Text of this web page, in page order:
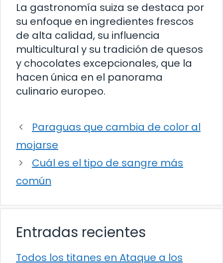
La gastronomía suiza se destaca por
su enfoque en ingredientes frescos
de alta calidad, su influencia
multicultural y su tradición de quesos
y chocolates excepcionales, que la
hacen única en el panorama
culinario europeo.
Paraguas que cambia de color al
mojarse
Cuál es el tipo de sangre más
común
Entradas recientes
Todos los titanes en Ataque a los